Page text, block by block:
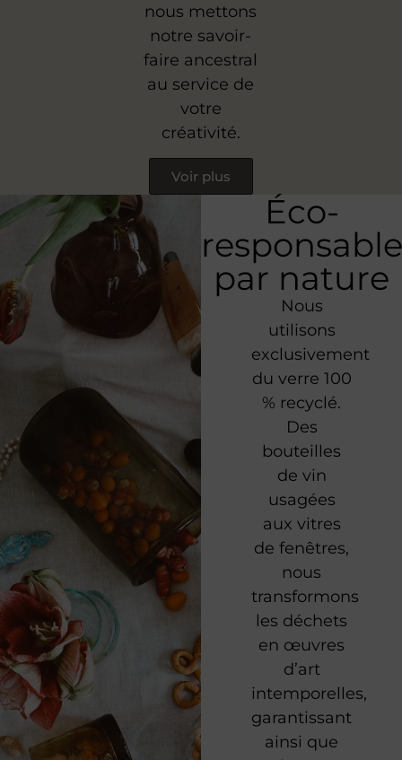
nous mettons
notre savoir-
faire ancestral
au service de
votre
créativité.
Voir plus
Éco-
responsable
par nature
Nous
utilisons
exclusivement
du verre 100
% recyclé.
Des
bouteilles
de vin
usagées
aux vitres
de fenêtres,
nous
transformons
les déchets
en œuvres
d’art
intemporelles,
garantissant
ainsi que